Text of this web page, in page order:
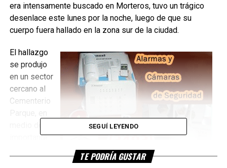
era intensamente buscado en Morteros, tuvo un trágico
desenlace este lunes por la noche, luego de que su
cuerpo fuera hallado en la zona sur de la ciudad.
El hallazgo
se produjo
en un sector
cercano al
Cementerio
importante
SEGUÍ LEYENDO
TE PODRÍA GUSTAR